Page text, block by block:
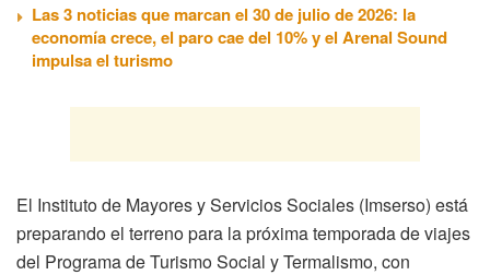
Las 3 noticias que marcan el 30 de julio de 2026: la
economía crece, el paro cae del 10% y el Arenal Sound
impulsa el turismo
El Instituto de Mayores y Servicios Sociales (Imserso) está
preparando el terreno para la próxima temporada de viajes
del Programa de Turismo Social y Termalismo, con